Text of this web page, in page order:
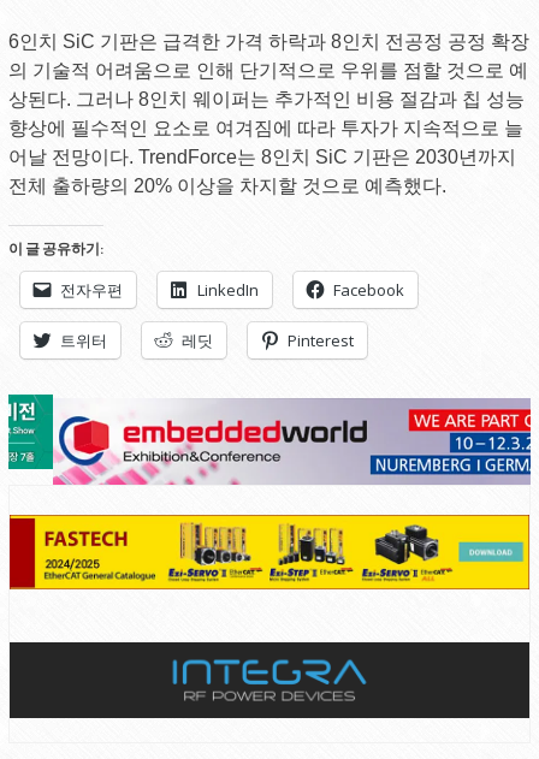
6인치 SiC 기판은 급격한 가격 하락과 8인치 전공정 공정 확장
의 기술적 어려움으로 인해 단기적으로 우위를 점할 것으로 예
상된다. 그러나 8인치 웨이퍼는 추가적인 비용 절감과 칩 성능
향상에 필수적인 요소로 여겨짐에 따라 투자가 지속적으로 늘
어날 전망이다. TrendForce는 8인치 SiC 기판은 2030년까지
전체 출하량의 20% 이상을 차지할 것으로 예측했다.
이 글 공유하기:
전자우편 LinkedIn Facebook
트위터 레딧 Pinterest